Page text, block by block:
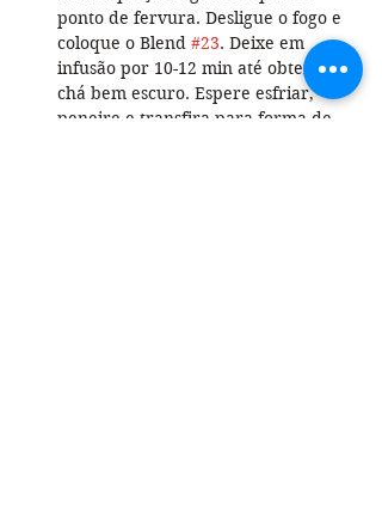
ponto de fervura. Desligue o fogo e
coloque o Blend #23. Deixe em
infusão por 10-12 min até obter um
chá bem escuro. Espere esfriar,
peneire e transfira para forma de